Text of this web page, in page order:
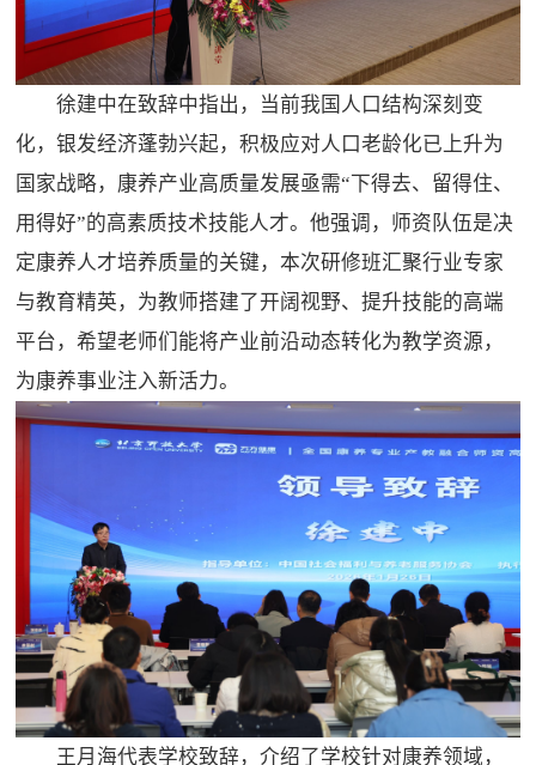
徐建中在致辞中指出，当前我国人口结构深刻变
化，银发经济蓬勃兴起，积极应对人口老龄化已上升为
国家战略，康养产业高质量发展亟需“下得去、留得住、
用得好”的高素质技术技能人才。他强调，师资队伍是决
定康养人才培养质量的关键，本次研修班汇聚行业专家
与教育精英，为教师搭建了开阔视野、提升技能的高端
平台，希望老师们能将产业前沿动态转化为教学资源，
为康养事业注入新活力。
王月海代表学校致辞，介绍了学校针对康养领域，